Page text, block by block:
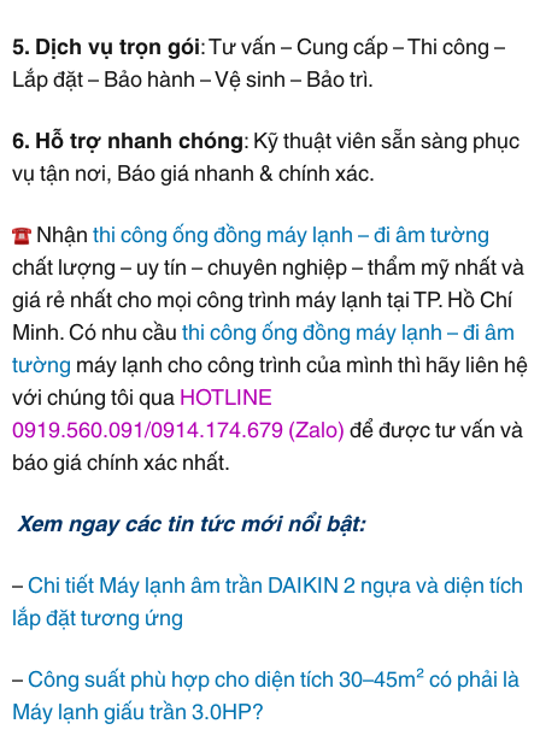
5. Dịch vụ trọn gói: Tư vấn – Cung cấp – Thi công –
Lắp đặt – Bảo hành – Vệ sinh – Bảo trì.
6. Hỗ trợ nhanh chóng: Kỹ thuật viên sẵn sàng phục
vụ tận nơi, Báo giá nhanh & chính xác.
Nhậnthi công ống đồng máy lạnh – đi âm tường
chất lượng – uy tín – chuyên nghiệp – thẩm mỹ nhất và
giá rẻ nhất cho mọi công trình máy lạnh tại TP. Hồ Chí
Minh. Có nhu cầuthi công ống đồng máy lạnh – đi âm
tường máy lạnh cho công trình của mình thì hãy liên hệ
với chúng tôi qua HOTLINE
0919.560.091/0914.174.679 (Zalo)để được tư vấn và
báo giá chính xác nhất.
Xem ngay các tin tức mới nổi bật:
–Chi tiết Máy lạnh âm trần DAIKIN 2 ngựa và diện tích
lắp đặt tương ứng
–Công suất phù hợp cho diện tích 30–45m² có phải là
Máy lạnh giấu trần 3.0HP?